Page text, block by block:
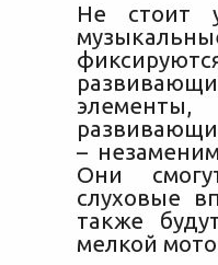
Не стоит
–
Они
слуховые
также
мелкой